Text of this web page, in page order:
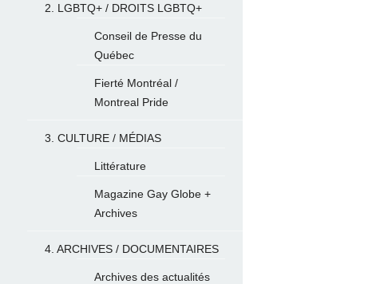
2. LGBTQ+ / DROITS LGBTQ+
Conseil de Presse du
Québec
Fierté Montréal /
Montreal Pride
3. CULTURE / MÉDIAS
Littérature
Magazine Gay Globe +
Archives
4. ARCHIVES / DOCUMENTAIRES
Archives des actualités